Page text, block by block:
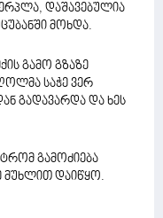
დაშავებულია
მოხდა.
გამო გზაზე
საჭე ვერ
გადავარდა და ხეს
გამოძიება
მუხლით დაიწყო.